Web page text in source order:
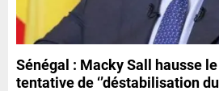
Sénégal : Macky Sall hausse
tentative de ‘’déstabilisation du